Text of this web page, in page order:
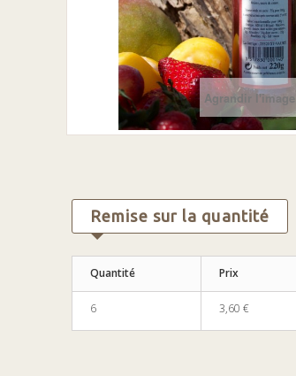
Agrandir l'image
Remise sur la quantité
Quantité Prix
6 3,60 €